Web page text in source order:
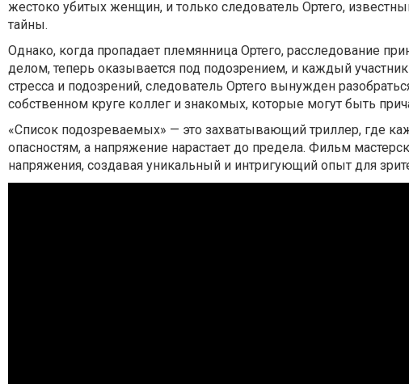
жестоко убитых женщин, и только следователь Ортего,
тайны.
Однако, когда пропадает племянница Ортего, расследование
делом, теперь оказывается под подозрением, и каждый
стресса и подозрений, следователь Ортего вынужден
собственном круге коллег и знакомых, которые могут быть
«Список подозреваемых» — это захватывающий триллер, где
опасностям, а напряжение нарастает до предела. Фильм
напряжения, создавая уникальный и интригующий опыт для